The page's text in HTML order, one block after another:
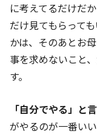
に考えてるだけだ
だけ見てもらって
かは、そのあとお
事を求めないこと
す。
「自分でやる」と
がやるのが一番い